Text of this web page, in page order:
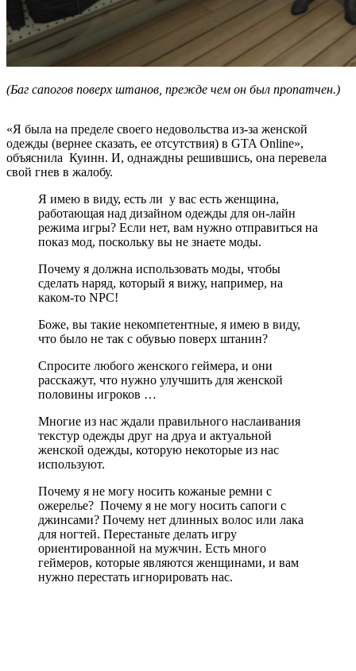
(Баг сапогов поверх штанов, прежде чем он был пропатчен.)
«Я была на пределе своего недовольства из-за женской
одежды (вернее сказать, ее отсутствия) в GTA Оnline»,
объяснила Куинн. И, однаждны решившись, она перевела
свой гнев в жалобу.
Я имею в виду, есть ли у вас есть женщина,
работающая над дизайном одежды для он-лайн
режима игры? Если нет, вам нужно отправиться на
показ мод, поскольку вы не знаете моды.
Почему я должна использовать моды, чтобы
сделать наряд, который я вижу, например, на
каком-то NPC!
Боже, вы такие некомпетентные, я имею в виду,
что было не так с обувью поверх штанин?
Спросите любого женского геймера, и они
расскажут, что нужно улучшить для женской
половины игроков …
Многие из нас ждали правильного наслаивания
текстур одежды друг на друа и актуальной
женской одежды, которую некоторые из нас
используют.
Почему я не могу носить кожаные ремни с
ожерелье? Почему я не могу носить сапоги с
джинсами? Почему нет длинных волос или лака
для ногтей. Перестаньте делать игру
ориентированной на мужчин. Есть много
геймеров, которые являются женщинами, и вам
нужно перестать игнорировать нас.